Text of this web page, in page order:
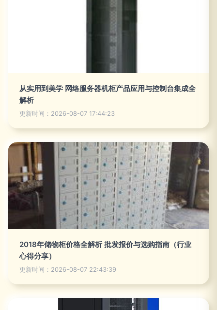
从实用到美学 网络服务器机柜产品应用与控制台集成全
解析
更新时间：2026-08-07 17:44:23
2018年储物柜价格全解析 批发报价与选购指南（行业
心得分享）
更新时间：2026-08-07 22:43:39